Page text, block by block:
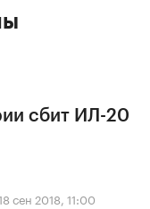
сбит ИЛ-20
сен 2018, 11:00